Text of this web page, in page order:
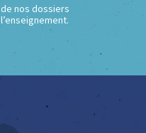
nos dossiers